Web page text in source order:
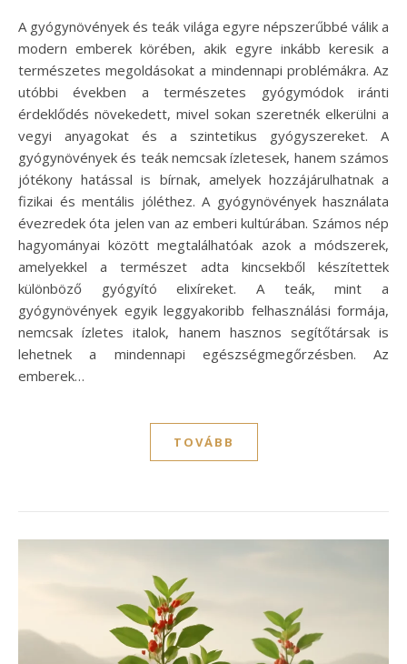
A gyógynövények és teák világa egyre népszerűbbé válik a
modern emberek körében, akik egyre inkább keresik a
természetes megoldásokat a mindennapi problémákra. Az
utóbbi években a természetes gyógymódok iránti
érdeklődés növekedett, mivel sokan szeretnék elkerülni a
vegyi anyagokat és a szintetikus gyógyszereket. A
gyógynövények és teák nemcsak ízletesek, hanem számos
jótékony hatással is bírnak, amelyek hozzájárulhatnak a
fizikai és mentális jóléthez. A gyógynövények használata
évezredek óta jelen van az emberi kultúrában. Számos nép
hagyományai között megtalálhatóak azok a módszerek,
amelyekkel a természet adta kincsekből készítettek
különböző gyógyító elixíreket. A teák, mint a
gyógynövények egyik leggyakoribb felhasználási formája,
nemcsak ízletes italok, hanem hasznos segítőtársak is
lehetnek a mindennapi egészségmegőrzésben. Az
emberek…
TOVÁBB